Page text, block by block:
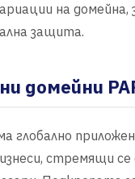
на домейна,
защита.
домейни
глобално
стремящи